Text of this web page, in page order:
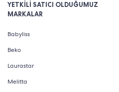
YETKİLİ SATICI OLDUĞUMUZ
MARKALAR
Babyliss
Beko
Laurastar
Melitta